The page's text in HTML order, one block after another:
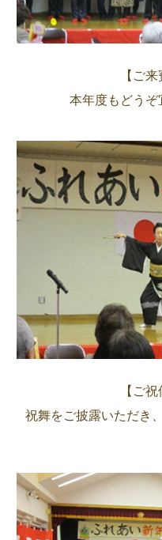
【ご
本年度もどうぞ
【ご
祝舞をご披露いただき